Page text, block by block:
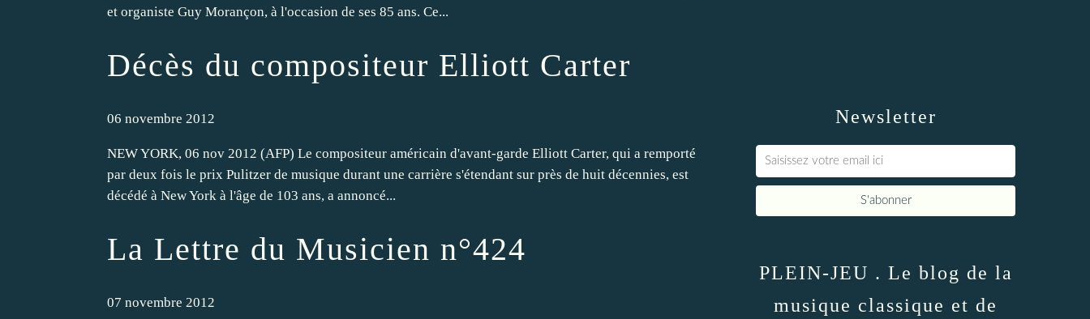
et organiste Guy Morançon, à l'occasion de ses 85 ans. Ce...
Décès du compositeur Elliott Carter
06 novembre 2012
NEW YORK, 06 nov 2012 (AFP) Le compositeur américain d'avant-garde Elliott Carter, qui a remporté
par deux fois le prix Pulitzer de musique durant une carrière s'étendant sur près de huit décennies, est
décédé à New York à l'âge de 103 ans, a annoncé...
La Lettre du Musicien n°424
07 novembre 2012
Newsletter
PLEIN-JEU . Le blog de la
musique classique et de